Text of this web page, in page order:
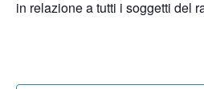
in relazione a tutti i soggetti del